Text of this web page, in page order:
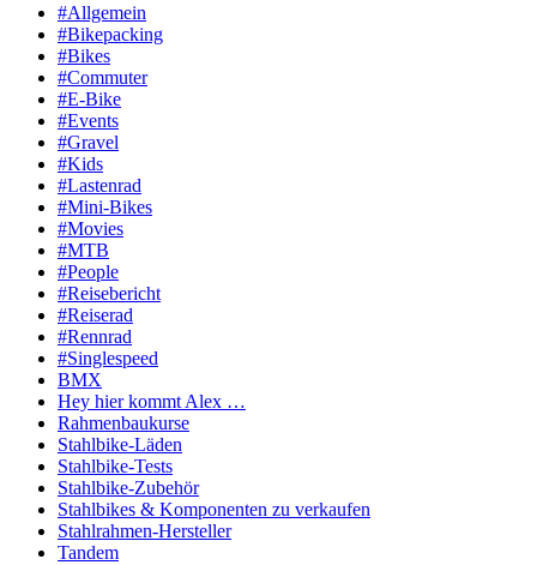
#Allgemein
#Bikepacking
#Bikes
#Commuter
#E-Bike
#Events
#Gravel
#Kids
#Lastenrad
#Mini-Bikes
#Movies
#MTB
#People
#Reisebericht
#Reiserad
#Rennrad
#Singlespeed
BMX
Hey hier kommt Alex …
Rahmenbaukurse
Stahlbike-Läden
Stahlbike-Tests
Stahlbike-Zubehör
Stahlbikes & Komponenten zu verkaufen
Stahlrahmen-Hersteller
Tandem